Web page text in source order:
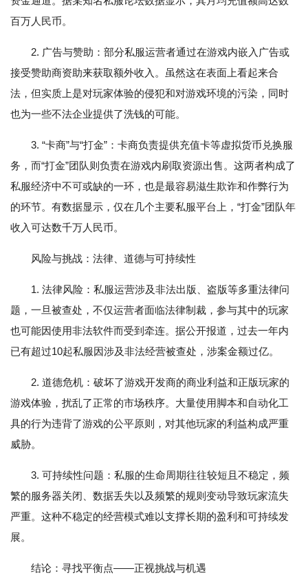
百万人民币。
2. 广告与赞助：部分私服运营者通过在游戏内嵌入广告或
接受赞助商资助来获取额外收入。虽然这在表面上看起来合
法，但实质上是对玩家体验的侵犯和对游戏环境的污染，同时
也为一些不法企业提供了洗钱的可能。
3. “卡商”与“打金”：卡商负责提供充值卡等虚拟货币兑换服
务，而“打金”团队则负责在游戏内刷取资源出售。这两者构成了
私服经济中不可或缺的一环，也是最容易滋生欺诈和作弊行为
的环节。有数据显示，仅在几个主要私服平台上，“打金”团队年
收入可达数千万人民币。
风险与挑战：法律、道德与可持续性
1. 法律风险：私服运营涉及非法出版、盗版等多重法律问
题，一旦被查处，不仅运营者面临法律制裁，参与其中的玩家
也可能因使用非法软件而受到牵连。据公开报道，过去一年内
已有超过10起私服因涉及非法经营被查处，涉案金额过亿。
2. 道德危机：破坏了游戏开发商的商业利益和正版玩家的
游戏体验，扰乱了正常的市场秩序。大量使用脚本和自动化工
具的行为违背了游戏的公平原则，对其他玩家的利益构成严重
威胁。
3. 可持续性问题：私服的生命周期往往较短且不稳定，频
繁的服务器关闭、数据丢失以及频繁的规则变动导致玩家流失
严重。这种不稳定的经营模式难以支撑长期的盈利和可持续发
展。
结论：寻找平衡点——正视挑战与机遇